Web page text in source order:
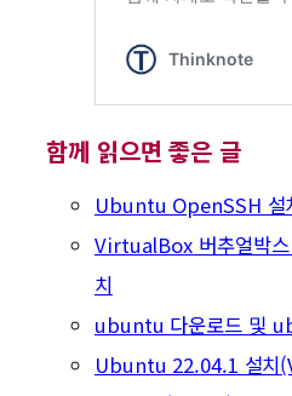
함께 읽으면 좋은 글
Ubuntu OpenSSH
VirtualBox 버추얼박스
치
ubuntu 다운로드 및
Ubuntu 22.04.1 설치